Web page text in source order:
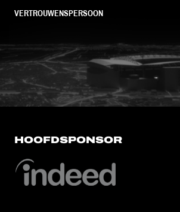
VERTROUWENSPERSOON
FC
HOOFDSPONSOR